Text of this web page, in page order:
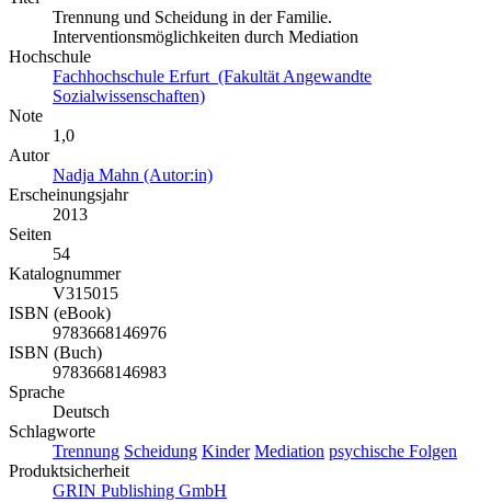
Trennung und Scheidung in der Familie.
Interventionsmöglichkeiten durch Mediation
Hochschule
Fachhochschule Erfurt (Fakultät Angewandte
Sozialwissenschaften)
Note
1,0
Autor
Nadja Mahn (Autor:in)
Erscheinungsjahr
2013
Seiten
54
Katalognummer
V315015
ISBN (eBook)
9783668146976
ISBN (Buch)
9783668146983
Sprache
Deutsch
Schlagworte
Trennung Scheidung Kinder Mediation psychische Folgen
Produktsicherheit
GRIN Publishing GmbH